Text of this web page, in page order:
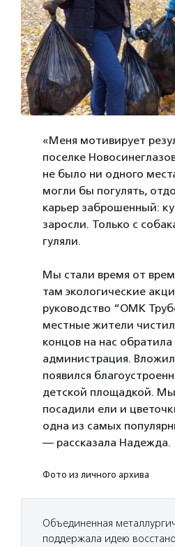
«Меня мотивирует
поселке
не было ни одного
могли бы погулять,
карьер заброшенный:
заросли. Только с
гуляли.
Мы стали время от
там экологические
руководство “ОМК
местные жители
концов на нас
администрация.
появился
детской площадкой.
посадили ели и
одна из самых
— рассказала Надежда.
Фото из личного архива
Объединенная
поддержала идею